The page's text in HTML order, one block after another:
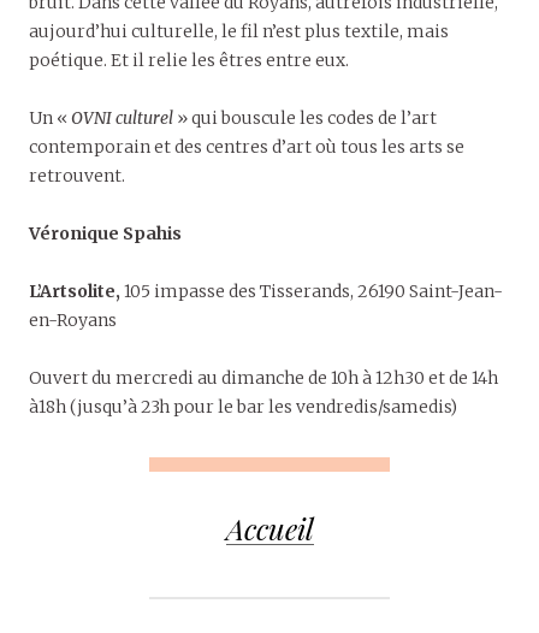
aujourd’hui culturelle, le fil n’est plus textile, mais
poétique. Et il relie les êtres entre eux.
Un « OVNI culturel » qui bouscule les codes de l’art
contemporain et des centres d’art où tous les arts se
retrouvent.
Véronique Spahis
L’Artsolite, 105 impasse des Tisserands, 26190 Saint-Jean-
en-Royans
Ouvert du mercredi au dimanche de 10h à 12h30 et de 14h
à18h (jusqu’à 23h pour le bar les vendredis/samedis)
Accueil